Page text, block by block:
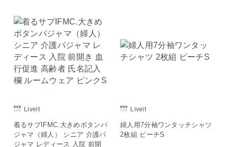
Liveit
着るサプIFMC.大きめボタンパ
ジャマ（婦人） シニア 介護パ
ジャマ レディース 入院 前開
Liveit
婦人用7分袖ワンタッチシャツ
2枚組 ピーチS